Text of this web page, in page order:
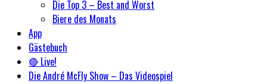
Die Top 3 – Best and Worst
Biere des Monats
App
Gästebuch
🔴 Live!
Die André McFly Show – Das Videospiel